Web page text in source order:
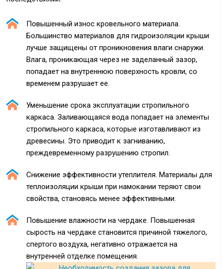
Повышенный износ кровельного материала.
Большинство материалов для гидроизоляции крыши
лучше защищены от проникновения влаги снаружи.
Влага, проникающая через не заделанный зазор,
попадает на внутреннюю поверхность кровли, со
временем разрушает ее.
Уменьшение срока эксплуатации стропильного
каркаса. Заливающаяся вода попадает на элементы
стропильного каркаса, которые изготавливают из
древесины. Это приводит к загниванию,
преждевременному разрушению стропил.
Снижение эффективности утеплителя. Материалы для
теплоизоляции крыши при намокании теряют свои
свойства, становясь менее эффективными.
Повышение влажности на чердаке. Повышенная
сырость на чердаке становится причиной тяжелого,
спертого воздуха, негативно отражается на
внутренней отделке помещения.